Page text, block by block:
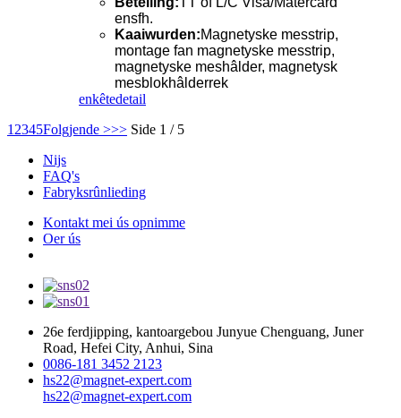
ensfh.
Kaaiwurden:Magnetyske messtrip,
montage fan magnetyske messtrip,
magnetyske meshâlder, magnetysk
mesblokhâlderrek
enkêtedetail
1 2345Folgjende >>> Side 1 / 5
Nijs
FAQ's
Fabryksrûnlieding
Kontakt mei ús opnimme
Oer ús
26e ferdjipping, kantoargebou Junyue Chenguang, Juner
Road, Hefei City, Anhui, Sina
0086-181 3452 2123
hs22@magnet-expert.com
hs22@magnet-expert.com